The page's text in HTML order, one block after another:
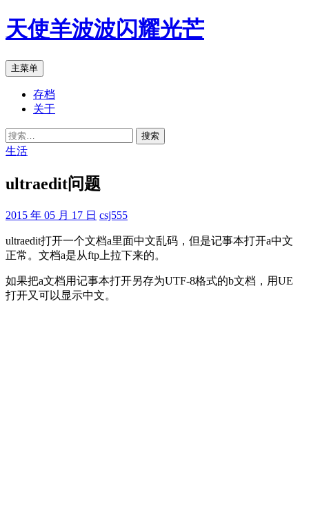
跳
至
文
天使羊波波闪耀光芒
搜
索
主菜单
存档
关于
搜
索：
生活
ultraedit问题
2015 年 05 月 17 日 csj555
ultraedit打开一个文档a里面中文乱码，但是记事本打开a中文
正常。文档a是从ftp上拉下来的。
如果把a文档用记事本打开另存为UTF-8格式的b文档，用UE
打开又可以显示中文。